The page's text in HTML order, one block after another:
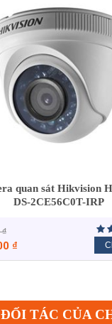
quan sát Hikvision
DS-2CE56C0T-IRP
₫
₫
ĐỐI TÁC CỦA